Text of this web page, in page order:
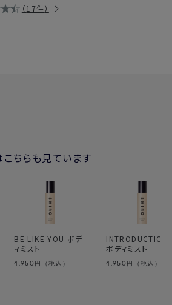
17件
ちらも見ています
BE LIKE YOU ボデ
ィミスト
4,950 円（税込）
INTRODUCTION
ボディミスト
4,950 円（税込）